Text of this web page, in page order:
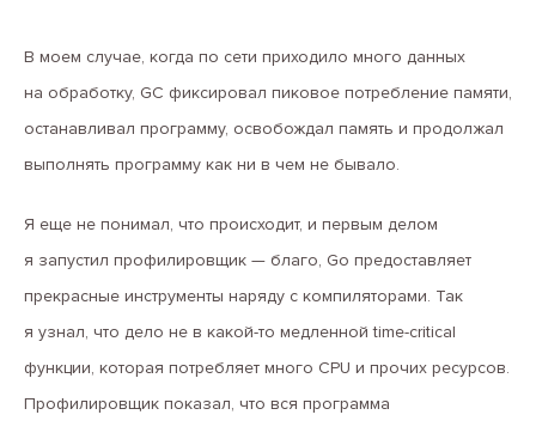
В моем случае, когда по сети приходило много данных
на обработку, GC фиксировал пиковое потребление памяти,
останавливал программу, освобождал память и продолжал
выполнять программу как ни в чем не бывало.
Я еще не понимал, что происходит, и первым делом
я запустил профилировщик — благо, Go предоставляет
прекрасные инструменты наряду с компиляторами. Так
я узнал, что дело не в какой-то медленной time-critical
функции, которая потребляет много CPU и прочих ресурсов.
Профилировщик показал, что вся программа